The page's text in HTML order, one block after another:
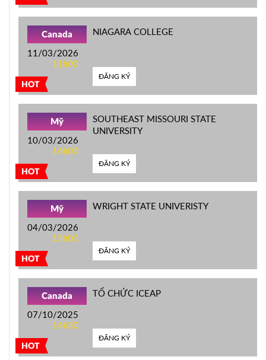
HOT
Canada
11/03/2026
11h00
NIAGARA COLLEGE
ĐĂNG KÝ
HOT
Mỹ
10/03/2026
14h00
SOUTHEAST MISSOURI STATE
UNIVERSITY
ĐĂNG KÝ
HOT
Mỹ
04/03/2026
15h00
WRIGHT STATE UNIVERISTY
ĐĂNG KÝ
HOT
Canada
07/10/2025
14h30
TỔ CHỨC ICEAP
ĐĂNG KÝ